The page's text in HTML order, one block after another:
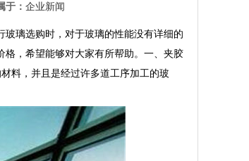
于： 企业新闻
璃选购时，对于玻璃的性能没有详细的
，希望能够对大家有所帮助。一、夹胶
料，并且是经过许多道工序加工的玻